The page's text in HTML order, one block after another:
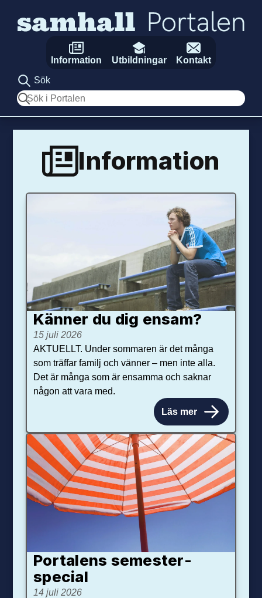
Information Utbildningar
Kontakt
Sök
Sök
Information
Känner du dig ensam?
15 juli 2026
AKTUELLT. Under sommaren är det många
som träffar familj och vänner – men inte alla.
Det är många som är ensamma och saknar
någon att vara med.
Läs mer
Portalens semester­
special
14 juli 2026